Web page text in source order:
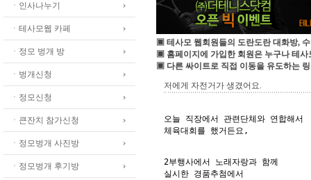
ㆍ인사나누기
ㆍ테사모웹 카페
ㆍ정모 벙개 방
ㆍ벙개신청
ㆍ정모신청
ㆍ큰잔치 참가신청
ㆍ정모벙개 사진방
ㆍ정모벙개 후기방
▣ 테사모 웹회원들의 도란도란 대화방,
▣ 홈페이지에 가입한 회원은 누구나 테사
▣ 다른 싸이트로 직접 이동을 유도하는
저에게 자전거가 생겼어요.
오늘 직장에서 관련단체와 연합해서
체육대회를 했거든요,
2부행사에서 노래자랑과 함께
실시한 경품추첨에서